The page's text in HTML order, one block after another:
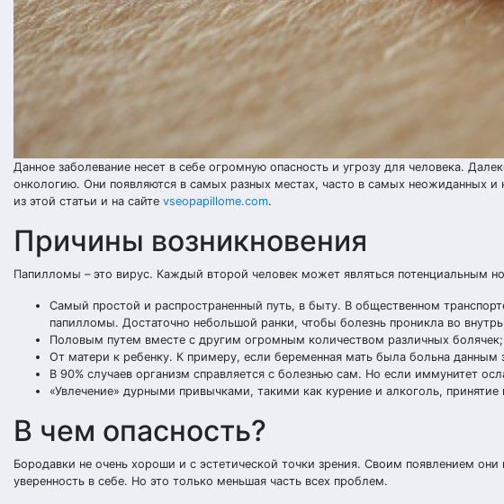
Данное заболевание несет в себе огромную опасность и угрозу для человека.
онкологию. Они появляются в самых разных местах, часто в самых неожиданных
из этой статьи и на сайте vseopapillome.com.
Причины возникновения
Папилломы – это вирус. Каждый второй человек может являться потенциальным
Самый простой и распространенный путь, в быту. В общественном
папилломы. Достаточно небольшой ранки, чтобы болезнь проникла во
Половым путем вместе с другим огромным количеством различных болячек;
От матери к ребенку. К примеру, если беременная мать была больна
В 90% случаев организм справляется с болезнью сам. Но если иммунитет
«Увлечение» дурными привычками, такими как курение и алкоголь, принятие
В чем опасность?
Бородавки не очень хороши и с эстетической точки зрения. Своим появлением
уверенность в себе. Но это только меньшая часть всех проблем.